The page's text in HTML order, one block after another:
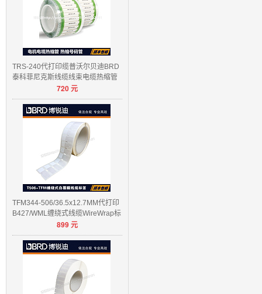
TRS-240代打印缆普沃尔贝迪BRD
泰科菲尼克斯线缆线束电缆热缩管
720元
TFM344-506/36.5x12.7MM代打印
B427/WML缠绕式线缆WireWrap标
899元